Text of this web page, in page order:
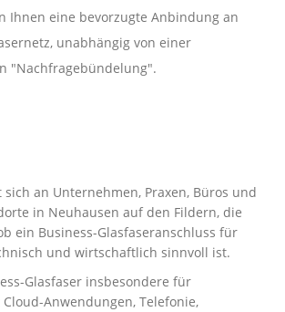
Ihnen eine bevorzugte Anbindung an
unabhängig von einer
"Nachfragebündelung".
sich an Unternehmen, Praxen, Büros und
in Neuhausen auf den Fildern, die
ein Business-Glasfaseranschluss für
und wirtschaftlich sinnvoll ist.
Glasfaser insbesondere für
Anwendungen, Telefonie,